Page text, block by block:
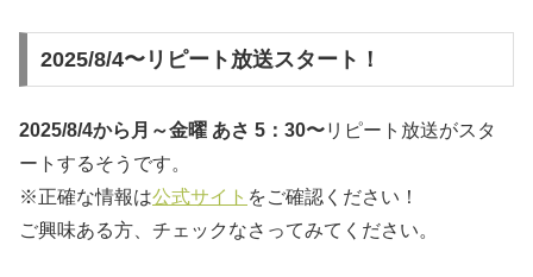
2025/8/4〜リピート放送スタート！
2025/8/4から月～金曜 あさ 5：30〜リピート放送がスタ
ートするそうです。
※正確な情報は公式サイト をご確認ください！
ご興味ある方、チェックなさってみてください。